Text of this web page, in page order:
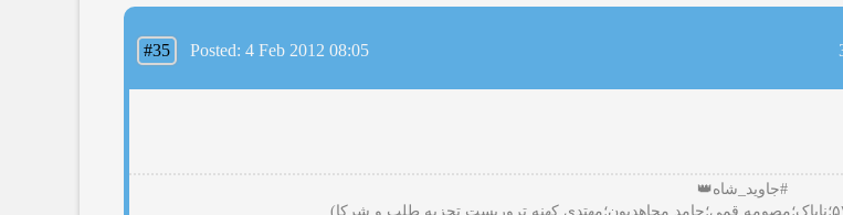
#35 Posted: 4 Feb 2012 08:05
#جاوید_شاه👑